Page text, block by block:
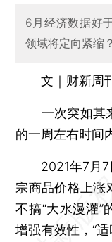
6月经济数据好
领域将定向紧缩？
文｜财新周
一次突如其来
的一周左右时间
2021年7月7
宗商品价格上涨
不搞“大水漫灌”
增强有效性，“